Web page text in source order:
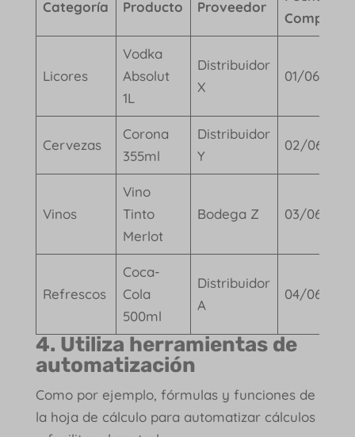
Categoría Producto Proveedor
Compra
Licores
Vodka
Absolut
1L
Distribuidor
X
01/06/
Cervezas
Corona
355ml
Distribuidor
Y
02/06/
Vinos
Vino
Tinto
Merlot
Bodega Z 03/06/
Refrescos
Coca-
Cola
500ml
Distribuidor
A
04/06/
4. Utiliza herramientas de
automatización
Como por ejemplo, fórmulas y funciones de
la hoja de cálculo para automatizar cálculos